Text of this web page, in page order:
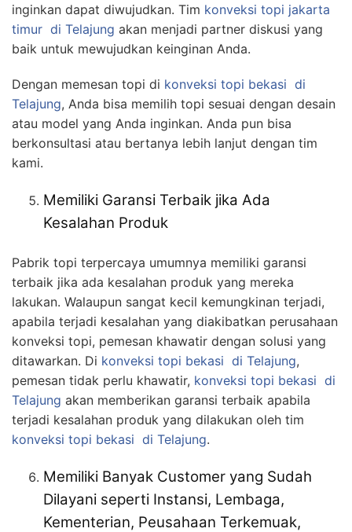
inginkan dapat diwujudkan. Tim konveksi topi jakarta
timur di Telajung akan menjadi partner diskusi yang
baik untuk mewujudkan keinginan Anda.
Dengan memesan topi di konveksi topi bekasi di
Telajung, Anda bisa memilih topi sesuai dengan desain
atau model yang Anda inginkan. Anda pun bisa
berkonsultasi atau bertanya lebih lanjut dengan tim
kami.
Memiliki Garansi Terbaik jika Ada
Kesalahan Produk
Pabrik topi terpercaya umumnya memiliki garansi
terbaik jika ada kesalahan produk yang mereka
lakukan. Walaupun sangat kecil kemungkinan terjadi,
apabila terjadi kesalahan yang diakibatkan perusahaan
konveksi topi, pemesan khawatir dengan solusi yang
ditawarkan. Di konveksi topi bekasi di Telajung,
pemesan tidak perlu khawatir, konveksi topi bekasi di
Telajung akan memberikan garansi terbaik apabila
terjadi kesalahan produk yang dilakukan oleh tim
konveksi topi bekasi di Telajung.
Memiliki Banyak Customer yang Sudah
Dilayani seperti Instansi, Lembaga,
Kementerian, Peusahaan Terkemuak,